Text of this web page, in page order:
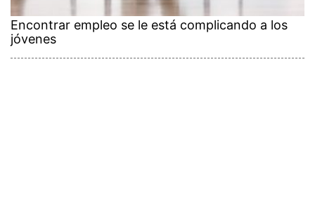
Encontrar empleo se le está complicando a los
jóvenes